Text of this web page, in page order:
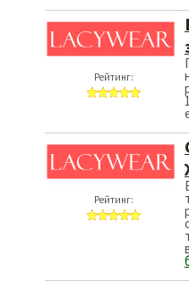
Рейтинг:
Рейтинг: